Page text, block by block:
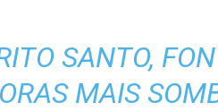
SANTO,
MAIS